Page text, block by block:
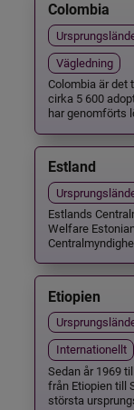
Colombia
Vägledning
Colombia är det
cirka 5 600
har genomförts
Estland
Estlands
Welfare
Etiopien
Internationellt
Sedan år 1969
från Etiopien till
största